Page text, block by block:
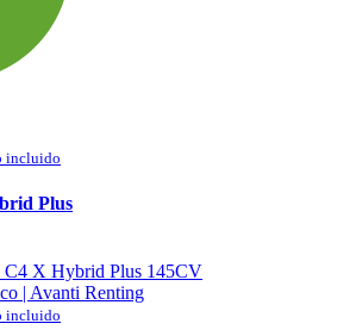
incluido
Plus
incluido